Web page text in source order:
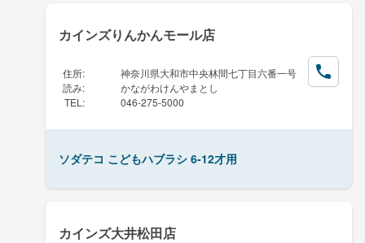
カインズりんかんモール店
住所:
神奈川県大和市中央林間七丁目六番一号
読み:
かながわけんやまとし
TEL : 046-275-5000
ソダテコ こどもハブラシ 6-12才用
カインズ大井松田店